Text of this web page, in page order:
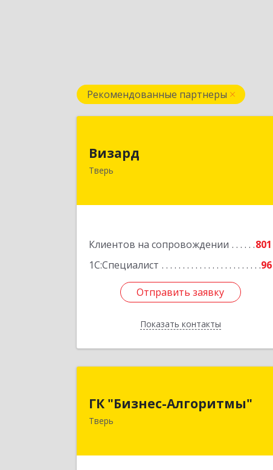
Рекомендованные партнеры
Визард
Тверь
Клиентов на сопровождении
801
1С:Специалист
96
Отправить заявку
Показать контакты
170006, Тверская обл, Тверь г,
Подробнее
Отправить заявку
Назад
ГК "Бизнес-Алгоритмы"
Тверь
170006, Тверская обл, Тверь г,
Подробнее